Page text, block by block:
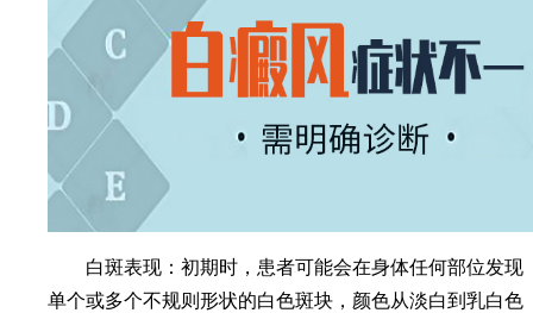
白斑表现：初期时，患者可能会在身体任何部位发现
单个或多个不规则形状的白色斑块，颜色从淡白到乳白色